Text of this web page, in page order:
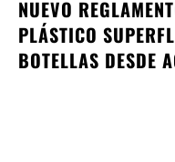
NUEVO
PLÁSTICO
BOTELLAS DESDE